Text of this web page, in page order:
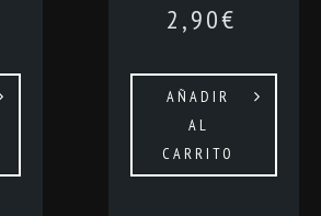
2,90€
AÑADIR
AL
CARRITO